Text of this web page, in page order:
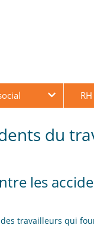
du
les
travailleurs qui